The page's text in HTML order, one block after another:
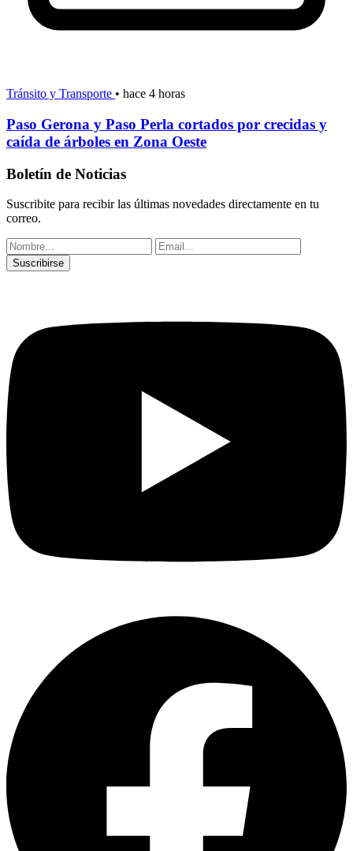
Tránsito y Transporte • hace 4 horas
Paso Gerona y Paso Perla cortados por crecidas y
caída de árboles en Zona Oeste
Boletín de Noticias
Suscribite para recibir las últimas novedades directamente en tu
correo.
Suscribirse